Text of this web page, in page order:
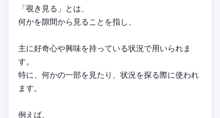
「覗き見る」とは、
何かを隙間から見ることを指し、
主に好奇心や興味を持っている状況で用いられま
す。
特に、何かの一部を見たり、状況を探る際に使われ
ます。
例えば、